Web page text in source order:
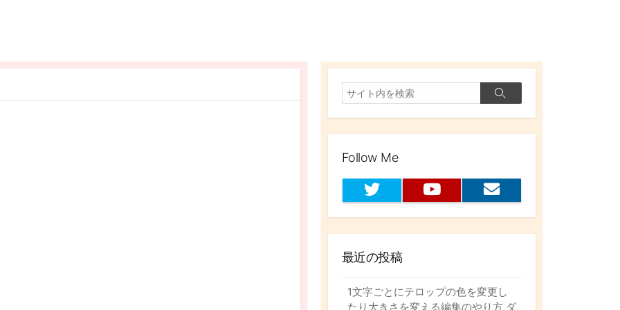
検
索
検
索
Follow Me
T
w
i
t
e
o
u
t
お
問
い
合
ォ
ー
最近の投稿
1文字ごとにテロップの色を変更し
たり大きさを変える編集のやり方 ダ